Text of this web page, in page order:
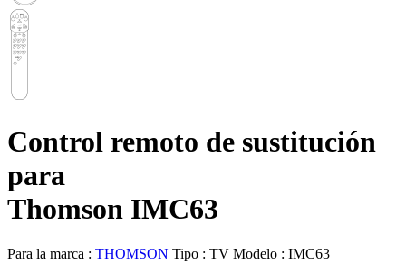
Control remoto de sustitución
para
Thomson IMC63
Para la marca : THOMSON Tipo : TV Modelo : IMC63